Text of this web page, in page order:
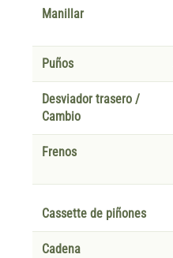
Manillar
Puños
Desviador trasero /
Cambio
Frenos
Cassette de piñones
Cadena